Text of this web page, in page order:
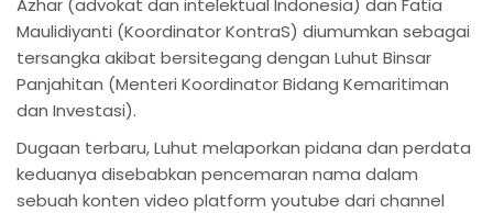
Azhar (advokat dan intelektual Indonesia) dan Fatia
Maulidiyanti (Koordinator KontraS) diumumkan sebagai
tersangka akibat bersitegang dengan Luhut Binsar
Panjahitan (Menteri Koordinator Bidang Kemaritiman
dan Investasi).
Dugaan terbaru, Luhut melaporkan pidana dan perdata
keduanya disebabkan pencemaran nama dalam
sebuah konten video platform youtube dari channel